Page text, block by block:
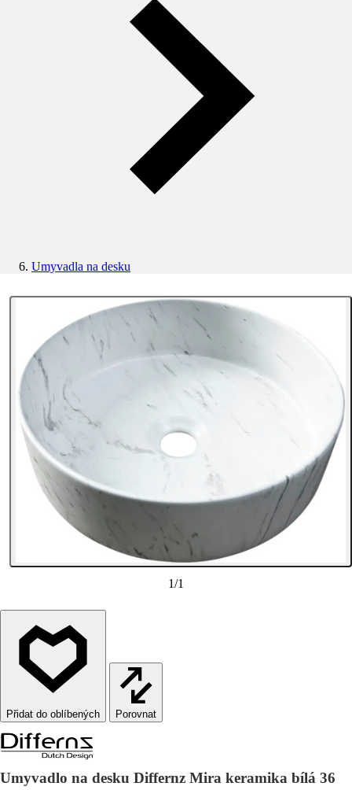
Umyvadla na desku
1/1
Porovnat
Umyvadlo na desku Differnz Mira keramika bílá 36